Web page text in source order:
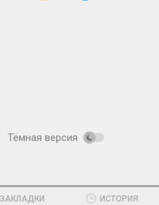
Тёмная версия
ЗАКЛАДКИ ИСТОРИЯ